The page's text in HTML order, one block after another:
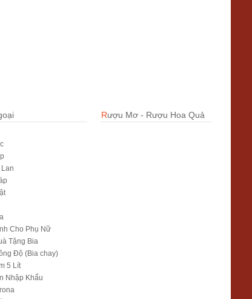
Lan
Cho Phụ Nữ
Tặng Bia
Độ (Bia chay)
5 Lít
Nhập Khẩu
Rượu Mơ - Rượu Hoa Quả